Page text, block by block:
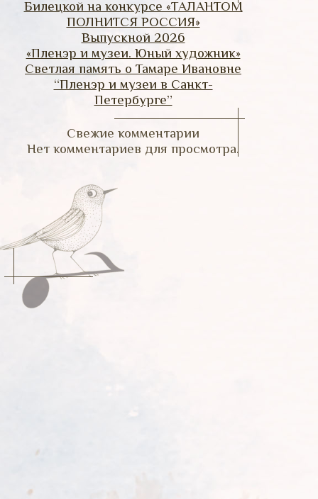
Билецкой на конкурсе «ТАЛАНТОМ
ПОЛНИТСЯ РОССИЯ»
Выпускной 2026
«Пленэр и музеи. Юный художник»
Светлая память о Тамаре Ивановне
“Пленэр и музеи в Санкт-
Петербурге”
Свежие комментарии
Нет комментариев для просмотра.